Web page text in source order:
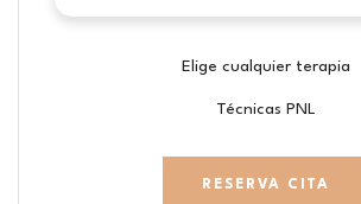
Elige cualquier terapia
Técnicas PNL
RESERVA CITA